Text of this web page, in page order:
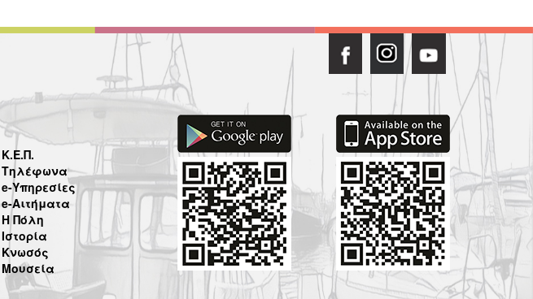
Κ.Ε.Π.
Τηλέφωνα
e-Υπηρεσίες
e-Αιτήματα
Η Πόλη
Ιστορία
Κνωσός
Μουσεία